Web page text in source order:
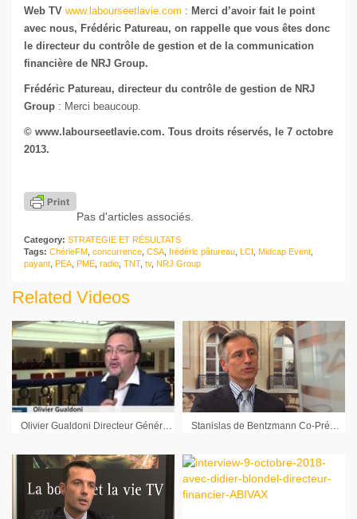
Web TV www.labourseetlavie.com : Merci d’avoir fait le point
avec nous, Frédéric Patureau, on rappelle que vous êtes donc
le directeur du contrôle de gestion et de la communication
financière de NRJ Group.
Frédéric Patureau, directeur du contrôle de gestion de NRJ
Group : Merci beaucoup.
© www.labourseetlavie.com. Tous droits réservés, le 7 octobre
2013.
Pas d'articles associés.
Category: STRATEGIE ET RÉSULTATS
Tags: ChérieFM concurrence CSA frédéric pâtureau LCI Midcap Event
payant PEA PME radio TNT, tv, NRJ Group
Related Videos
Olivier Gualdoni Directeur Général Drone Volt : « Notre business model est cohérent » Stanislas de Bentzmann Co-Président Devoteam sur les résultats semestriels 2010